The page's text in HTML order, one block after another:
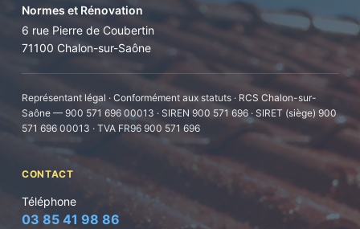
Normes et Rénovation
6 rue Pierre de Coubertin
71100 Chalon-sur-Saône
Représentant légal · Conformément aux statuts · RCS Chalon-sur-
Saône — 900 571 696 00013 · SIREN 900 571 696 · SIRET (siège) 900
571 696 00013 · TVA FR96 900 571 696
CONTACT
Téléphone
03 85 41 98 86